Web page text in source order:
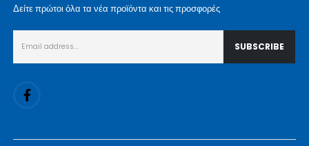
Δείτε πρώτοι όλα τα νέα προϊόντα και τις προσφορές